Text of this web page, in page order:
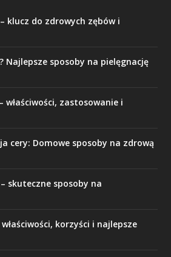
klucz do zdrowych zębów i
Najlepsze sposoby na pielęgnację
właściwości, zastosowanie i
cery: Domowe sposoby na zdrową
skuteczne sposoby na
korzyści i najlepsze